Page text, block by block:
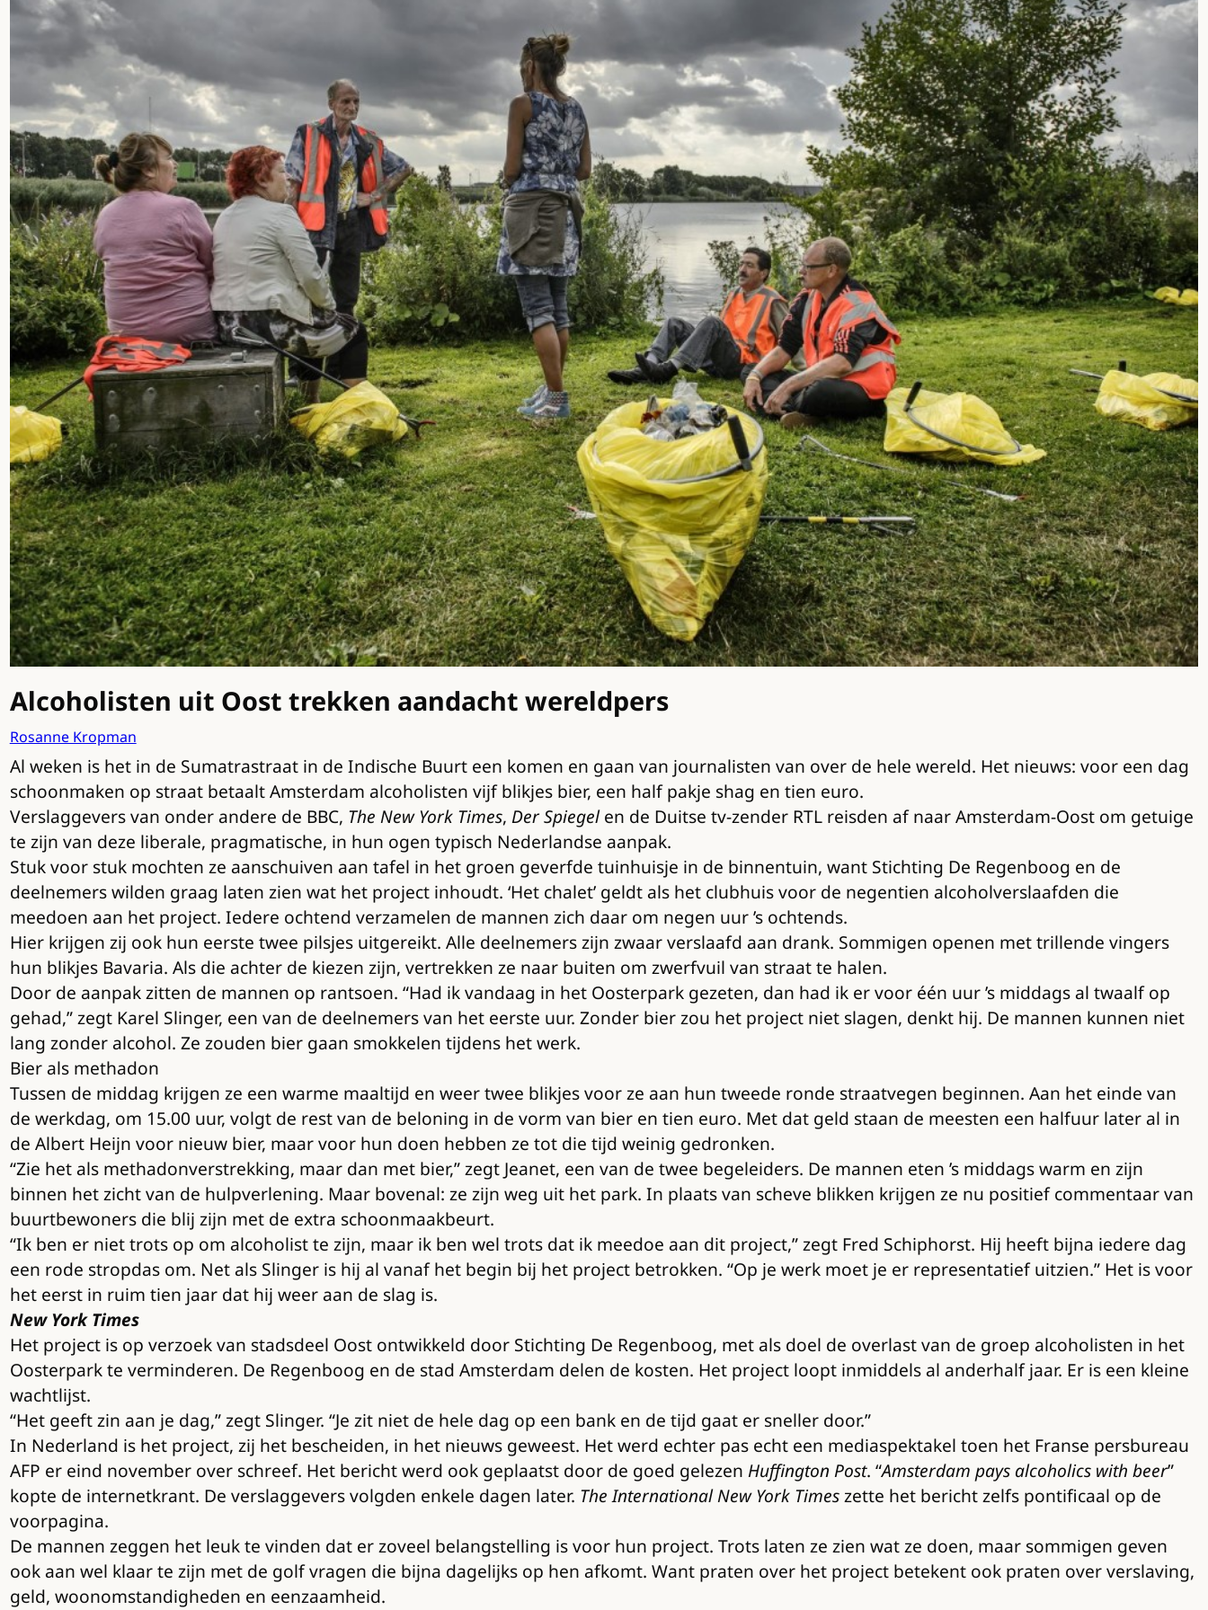
Alcoholisten uit Oost trekken aandacht wereldpers
Rosanne Kropman
Al weken is het in de Sumatrastraat in de Indische Buurt een komen en gaan van journalisten van over de hele wereld. Het nieuws: voor een dag
schoonmaken op straat betaalt Amsterdam alcoholisten vijf blikjes bier, een half pakje shag en tien euro.
Verslaggevers van onder andere de BBC, The New York Times, Der Spiegelen de Duitse tv-zender RTL reisden af naar Amsterdam-Oost om getuige
te zijn van deze liberale, pragmatische, in hun ogen typisch Nederlandse aanpak.
Stuk voor stuk mochten ze aanschuiven aan tafel in het groen geverfde tuinhuisje in de binnentuin, want Stichting De Regenboog en de
deelnemers wilden graag laten zien wat het project inhoudt. ‘Het chalet’ geldt als het clubhuis voor de negentien alcoholverslaafden die
meedoen aan het project. Iedere ochtend verzamelen de mannen zich daar om negen uur ’s ochtends.
Hier krijgen zij ook hun eerste twee pilsjes uitgereikt. Alle deelnemers zijn zwaar verslaafd aan drank. Sommigen openen met trillende vingers
hun blikjes Bavaria. Als die achter de kiezen zijn, vertrekken ze naar buiten om zwerfvuil van straat te halen.
Door de aanpak zitten de mannen op rantsoen. “Had ik vandaag in het Oosterpark gezeten, dan had ik er voor één uur ’s middags al twaalf op
gehad,” zegt Karel Slinger, een van de deelnemers van het eerste uur. Zonder bier zou het project niet slagen, denkt hij. De mannen kunnen niet
lang zonder alcohol. Ze zouden bier gaan smokkelen tijdens het werk.
Bier als methadon
Tussen de middag krijgen ze een warme maaltijd en weer twee blikjes voor ze aan hun tweede ronde straatvegen beginnen. Aan het einde van
de werkdag, om 15.00 uur, volgt de rest van de beloning in de vorm van bier en tien euro. Met dat geld staan de meesten een halfuur later al in
de Albert Heijn voor nieuw bier, maar voor hun doen hebben ze tot die tijd weinig gedronken.
“Zie het als methadonverstrekking, maar dan met bier,” zegt Jeanet, een van de twee begeleiders. De mannen eten ’s middags warm en zijn
binnen het zicht van de hulpverlening. Maar bovenal: ze zijn weg uit het park. In plaats van scheve blikken krijgen ze nu positief commentaar van
buurtbewoners die blij zijn met de extra schoonmaakbeurt.
“Ik ben er niet trots op om alcoholist te zijn, maar ik ben wel trots dat ik meedoe aan dit project,” zegt Fred Schiphorst. Hij heeft bijna iedere dag
een rode stropdas om. Net als Slinger is hij al vanaf het begin bij het project betrokken. “Op je werk moet je er representatief uitzien.” Het is voor
het eerst in ruim tien jaar dat hij weer aan de slag is.
New York Times
Het project is op verzoek van stadsdeel Oost ontwikkeld door Stichting De Regenboog, met als doel de overlast van de groep alcoholisten in het
Oosterpark te verminderen. De Regenboog en de stad Amsterdam delen de kosten. Het project loopt inmiddels al anderhalf jaar. Er is een kleine
wachtlijst.
“Het geeft zin aan je dag,” zegt Slinger. “Je zit niet de hele dag op een bank en de tijd gaat er sneller door.”
In Nederland is het project, zij het bescheiden, in het nieuws geweest. Het werd echter pas echt een mediaspektakel toen het Franse persbureau
AFP er eind november over schreef. Het bericht werd ook geplaatst door de goed gelezen Huffington Post. “Amsterdam pays alcoholics with beer”
kopte de internetkrant. De verslaggevers volgden enkele dagen later. The International New York Timeszette het bericht zelfs pontificaal op de
voorpagina.
De mannen zeggen het leuk te vinden dat er zoveel belangstelling is voor hun project. Trots laten ze zien wat ze doen, maar sommigen geven
ook aan wel klaar te zijn met de golf vragen die bijna dagelijks op hen afkomt. Want praten over het project betekent ook praten over verslaving,
geld, woonomstandigheden en eenzaamheid.